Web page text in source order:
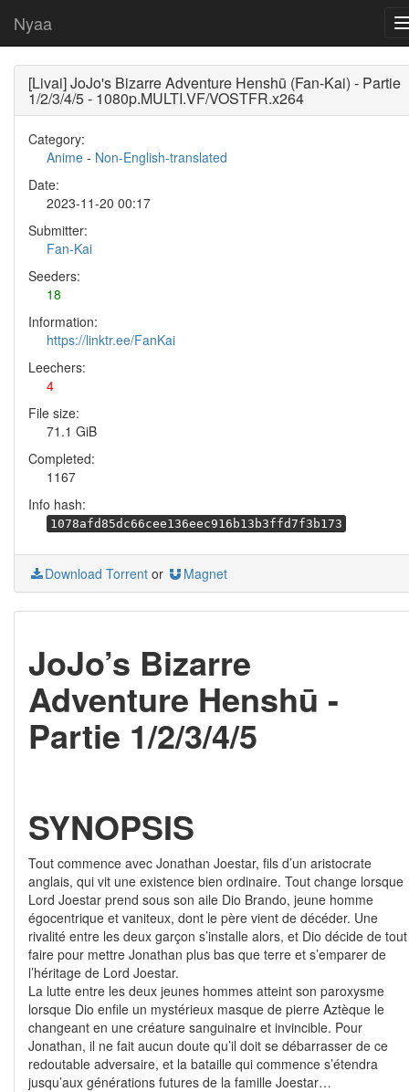
Nyaa
[Livai] JoJo's Bizarre Adventure Henshū (Fan-Kai) - Partie
1/2/3/4/5 - 1080p.MULTI.VF/VOSTFR.x264
Category:
Anime - Non-English-translated
Date:
2023-11-20 00:17
Submitter:
Fan-Kai
Seeders:
18
Information:
https://linktr.ee/FanKai
Leechers:
4
File size:
71.1 GiB
Completed:
1167
Info hash:
1078afd85dc66cee136eec916b13b3ffd7f3b173
Download Torrent or Magnet
JoJo’s Bizarre
Adventure Henshū -
Partie 1/2/3/4/5
SYNOPSIS
Tout commence avec Jonathan Joestar, fils d’un aristocrate
anglais, qui vit une existence bien ordinaire. Tout change lorsque
Lord Joestar prend sous son aile Dio Brando, jeune homme
égocentrique et vaniteux, dont le père vient de décéder. Une
rivalité entre les deux garçon s’installe alors, et Dio décide de tout
faire pour mettre Jonathan plus bas que terre et s’emparer de
l’héritage de Lord Joestar.
La lutte entre les deux jeunes hommes atteint son paroxysme
lorsque Dio enfile un mystérieux masque de pierre Aztèque le
changeant en une créature sanguinaire et invincible. Pour
Jonathan, il ne fait aucun doute qu’il doit se débarrasser de ce
redoutable adversaire, et la bataille qui commence s’étendra
jusqu’aux générations futures de la famille Joestar…